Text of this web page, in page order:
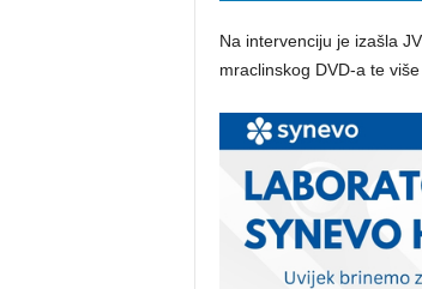
Na intervenciju je izašla
mraclinskog DVD-a te